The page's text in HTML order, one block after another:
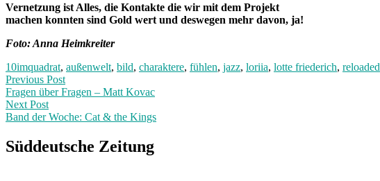
Vernetzung ist Alles, die Kontakte die wir mit dem Projekt
machen konnten sind Gold wert und deswegen mehr davon, ja!
Foto: Anna Heimkreiter
10imquadrat, außenwelt, bild, charaktere, fühlen, jazz, loriia, lotte friederich, reloaded
Post
navigation
Previous PostPrevious
post:
Fragen über Fragen – Matt Kovac
Next Post
Band der Woche: Cat & the Kings
Post:
Süddeutsche Zeitung